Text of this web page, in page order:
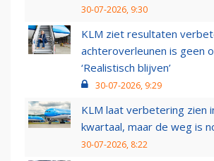
30-07-2026, 9:30
KLM ziet resultaten
achteroverleunen is geen
‘Realistisch blijven’
30-07-2026, 9:29
KLM laat verbetering zien
kwartaal, maar de weg is
30-07-2026, 8:22